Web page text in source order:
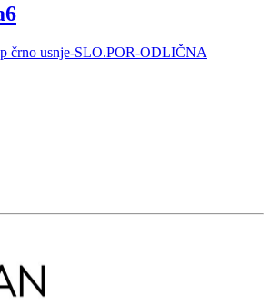
črno usnje-SLO.POR-ODLIČNA